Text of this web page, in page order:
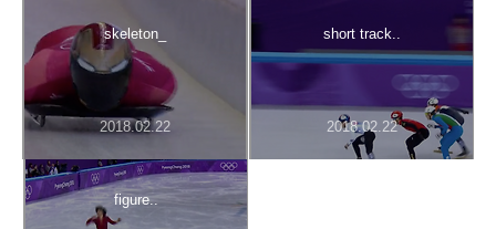
skeleton_
2018.02.22
short track..
2018.02.22
figure..